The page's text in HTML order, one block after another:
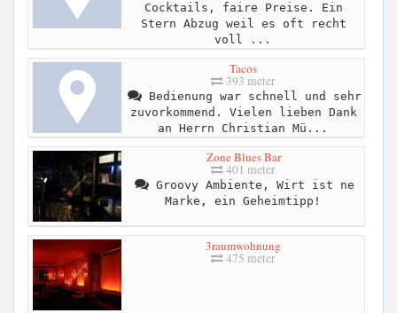
Cocktails, faire Preise. Ein
Stern Abzug weil es oft recht
voll ...
Tacos
393 meter
Bedienung war schnell und sehr
zuvorkommend. Vielen lieben Dank
an Herrn Christian Mü...
Zone Blues Bar
401 meter
Groovy Ambiente, Wirt ist ne
Marke, ein Geheimtipp!
3raumwohnung
475 meter